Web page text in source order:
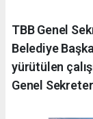
TBB Genel
Belediye
yürütülen
Genel